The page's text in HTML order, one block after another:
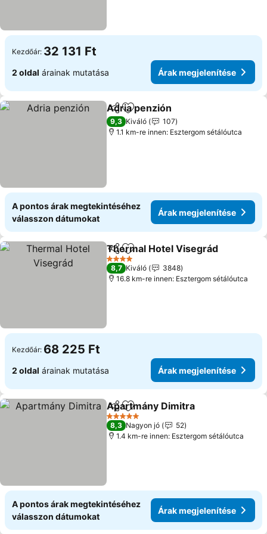
Kezdőár: 32 131 Ft
2 oldal árainak mutatása Árak megjelenítése
Megosztás
Hozzáadás a kedvencekhez
Adria penzión
9,3 Kiváló
107
1.1 km-re innen: Esztergom sétálóutca
A pontos árak megtekintéséhez
válasszon dátumokat
Árak megjelenítése
Megosztás
Hozzáadás a kedvencekhez
Thermal Hotel Visegrád
4 Kategória
8,7 Kiváló
3848
16.8 km-re innen: Esztergom sétálóutca
Kezdőár: 68 225 Ft
2 oldal árainak mutatása Árak megjelenítése
Megosztás
Hozzáadás a kedvencekhez
Apartmány Dimitra
5 Kategória
8,3 Nagyon jó
52
1.4 km-re innen: Esztergom sétálóutca
A pontos árak megtekintéséhez
válasszon dátumokat
Árak megjelenítése